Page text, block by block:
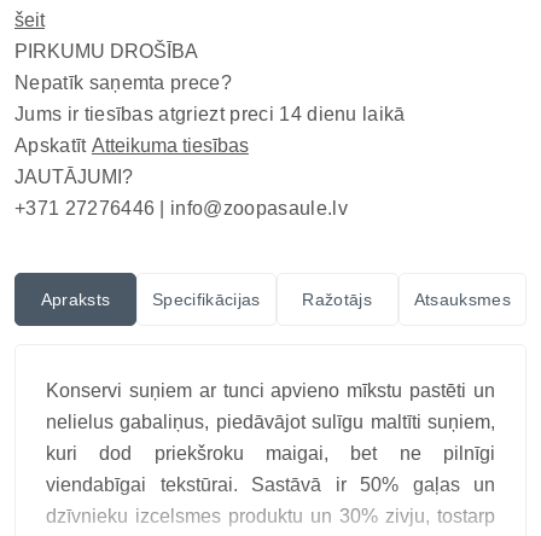
šeit
PIRKUMU DROŠĪBA
Nepatīk saņemta prece?
Jums ir tiesības atgriezt preci 14 dienu laikā
Apskatīt Atteikuma tiesības
JAUTĀJUMI?
+371 27276446 | info@zoopasaule.lv
Apraksts Specifikācijas Ražotājs Atsauksmes
Konservi suņiem ar tunci apvieno mīkstu pastēti un
nelielus gabaliņus, piedāvājot sulīgu maltīti suņiem,
kuri dod priekšroku maigai, bet ne pilnīgi
viendabīgai tekstūrai. Sastāvā ir 50% gaļas un
dzīvnieku izcelsmes produktu un 30% zivju, tostarp